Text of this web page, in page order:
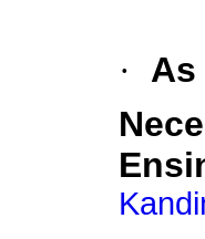
·
As